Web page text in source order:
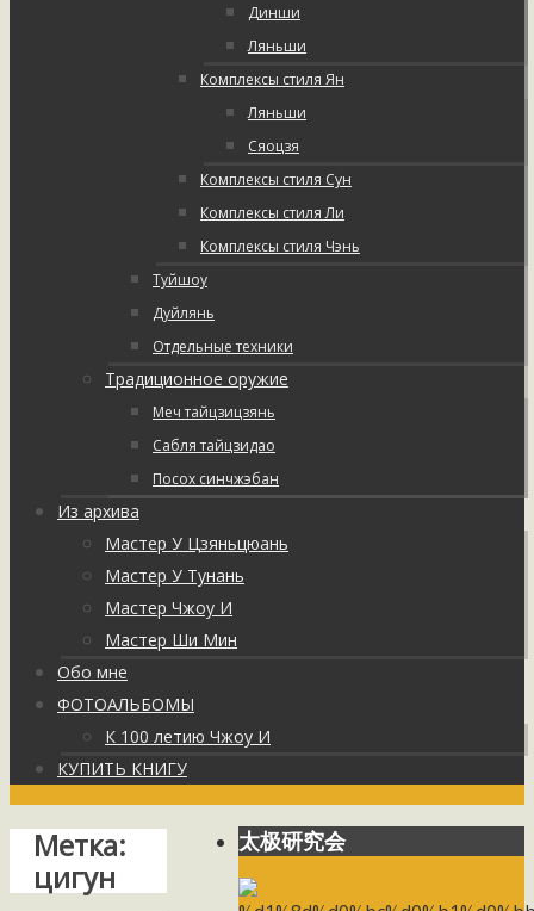
Динши
Ляньши
Комплексы стиля Ян
Ляньши
Сяоцзя
Комплексы стиля Сун
Комплексы стиля Ли
Комплексы стиля Чэнь
Туйшоу
Дуйлянь
Отдельные техники
Традиционное оружие
Меч тайцзицзянь
Сабля тайцзидао
Посох синчжэбан
Из архива
Мастер У Цзяньцюань
Мастер У Тунань
Мастер Чжоу И
Мастер Ши Мин
Обо мне
ФОТОАЛЬБОМЫ
К 100 летию Чжоу И
КУПИТЬ КНИГУ
Метка:
цигун
太极研究会